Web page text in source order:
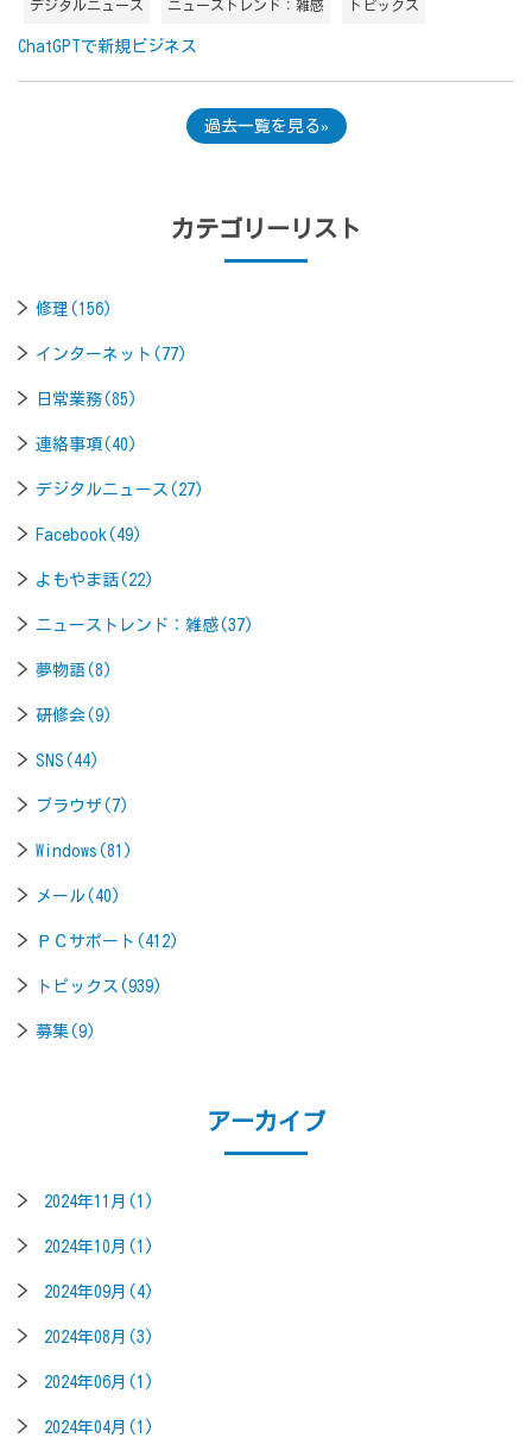
デジタルニュース ニューストレンド：雑感 トピックス
ChatGPTで新規ビジネス
過去一覧を見る
カテゴリーリスト
修理(156)
インターネット(77)
日常業務(85)
連絡事項(40)
デジタルニュース(27)
Facebook(49)
よもやま話(22)
ニューストレンド：雑感(37)
夢物語(8)
研修会(9)
SNS(44)
ブラウザ(7)
Windows(81)
メール(40)
ＰＣサポート(412)
トピックス(939)
募集(9)
アーカイブ
2024年11月(1)
2024年10月(1)
2024年09月(4)
2024年08月(3)
2024年06月(1)
2024年04月(1)